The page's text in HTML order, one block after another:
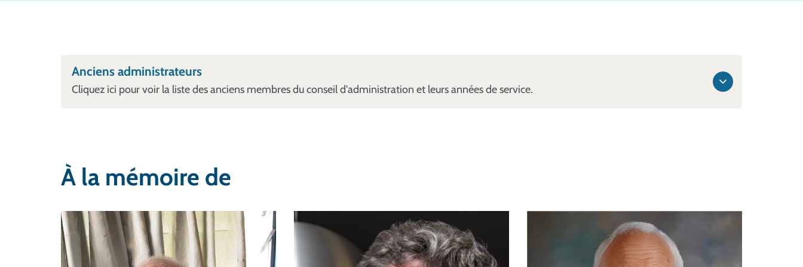
Anciens administrateurs
Cliquez ici pour voir la liste des anciens membres du conseil d'administration et leurs années de service.
À la mémoire de